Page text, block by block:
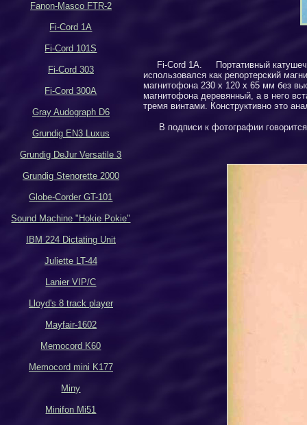
Fanon-Masco FTR-2
Fi-Cord 1A
Fi-Cord 101S
Fi-Cord 303
Fi-Cord 300A
Gray Audograph D6
Grundig EN3 Luxus
Grundig DeJur Versatile 3
Grundig Stenorette 2000
Globe-Corder GT-101
Sound Machine "Hokie Pokie"
IBM 224 Dictating Unit
Juliette LT-44
Lanier VIP/C
Lloyd's 8 track player
Mayfair-1602
Memocord K60
Memocord mini K177
Miny
Minifon Mi51
Fi-Cord 1A . Портативный
использовался как репортерский
магнитофона 230 х 120 х 65 мм без
магнитофона деревянный, а в него
тремя винтами. Конструктивно это
В подписи к фотографии